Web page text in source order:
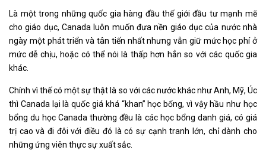
Là một trong những quốc gia hàng đầu thế giới đầu tư mạnh mẽ
cho giáo dục, Canada luôn muốn đưa nền giáo dục của nước nhà
ngày một phát triển và tân tiến nhất nhưng vẫn giữ mức học phí ở
mức dễ chịu, hoặc có thể nói là thấp hơn hẳn so với các quốc gia
khác.
Chính vì thế có một sự thật là so với các nước khác như Anh, Mỹ, Úc
thì Canada lại là quốc giá khá “khan” học bổng, vì vậy hầu như học
bổng du học Canada thường đều là các học bổng danh giá, có giá
trị cao và đi đôi với điều đó là có sự cạnh tranh lớn, chỉ dành cho
những ứng viên thực sự xuất sắc.